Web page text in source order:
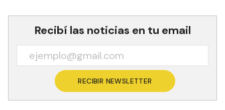
Recibí las noticias en tu email
RECIBIR NEWSLETTER